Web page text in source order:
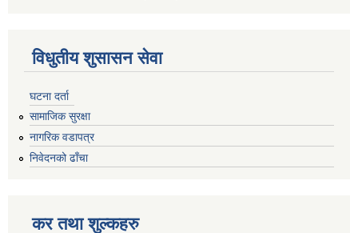
विधुतीय शुसासन सेवा
घटना दर्ता
सामाजिक सुरक्षा
नागरिक वडापत्र
निवेदनको ढाँचा
कर तथा शुल्कहरु